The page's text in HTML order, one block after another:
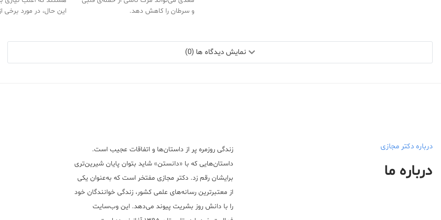
و سرطان را کاهش دهد.
این حال، در مورد برخی
نمایش دیدگاه ها (0)
درباره دکتر مجازی
درباره ما
زندگی روزمره پر از داستان‌ها و اتفاقات عجیب است.
داستان‌هایی که با «دانستن» شاید بتوان پایان شیرین‌تری
برایشان رقم زد. دکتر مجازی مفتخر است که به‌عنوان یکی
از معتبر‌ترین رسانه‌های علمی کشور، زندگی خوانندگان خود
را با دانش روز بشریت پیوند می‌دهد. این وب‌سایت